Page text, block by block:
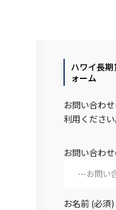
ハワイ長
ォーム
お問い合わ
利用ください
お問い合わ
お名前 (必須)